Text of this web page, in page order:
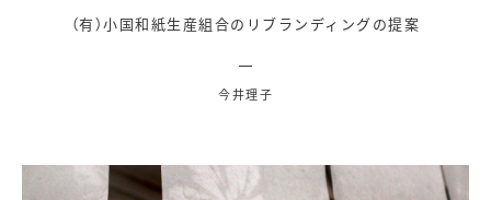
（有）小国和紙生産組合のリブランディングの提案
今井理子